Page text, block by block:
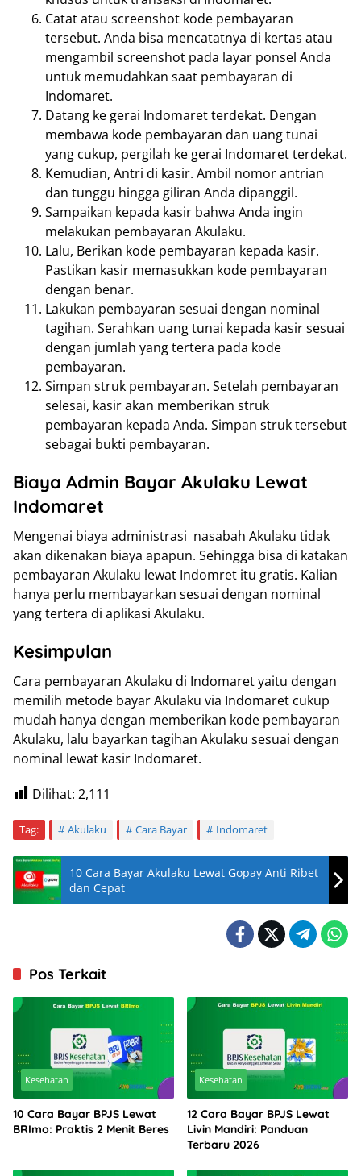
Catat atau screenshot kode pembayaran
tersebut. Anda bisa mencatatnya di kertas atau
mengambil screenshot pada layar ponsel Anda
untuk memudahkan saat pembayaran di
Indomaret.
Datang ke gerai Indomaret terdekat. Dengan
membawa kode pembayaran dan uang tunai
yang cukup, pergilah ke gerai Indomaret terdekat.
Kemudian, Antri di kasir. Ambil nomor antrian
dan tunggu hingga giliran Anda dipanggil.
Sampaikan kepada kasir bahwa Anda ingin
melakukan pembayaran Akulaku.
Lalu, Berikan kode pembayaran kepada kasir.
Pastikan kasir memasukkan kode pembayaran
dengan benar.
Lakukan pembayaran sesuai dengan nominal
tagihan. Serahkan uang tunai kepada kasir sesuai
dengan jumlah yang tertera pada kode
pembayaran.
Simpan struk pembayaran. Setelah pembayaran
selesai, kasir akan memberikan struk
pembayaran kepada Anda. Simpan struk tersebut
sebagai bukti pembayaran.
Biaya Admin Bayar Akulaku Lewat
Indomaret
Mengenai biaya administrasi nasabah Akulaku tidak
akan dikenakan biaya apapun. Sehingga bisa di katakan
pembayaran Akulaku lewat Indomret itu gratis. Kalian
hanya perlu membayarkan sesuai dengan nominal
yang tertera di aplikasi Akulaku.
Kesimpulan
Cara pembayaran Akulaku di Indomaret yaitu dengan
memilih metode bayar Akulaku via Indomaret cukup
mudah hanya dengan memberikan kode pembayaran
Akulaku, lalu bayarkan tagihan Akulaku sesuai dengan
nominal lewat kasir Indomaret.
Dilihat: 2,111
Tag: Akulaku Cara Bayar Indomaret
10 Cara Bayar Akulaku Lewat Gopay Anti Ribet
dan Cepat
Pos Terkait
Kesehatan
10 Cara Bayar BPJS Lewat
BRImo: Praktis 2 Menit Beres
Kesehatan
12 Cara Bayar BPJS Lewat
Livin Mandiri: Panduan
Terbaru 2026